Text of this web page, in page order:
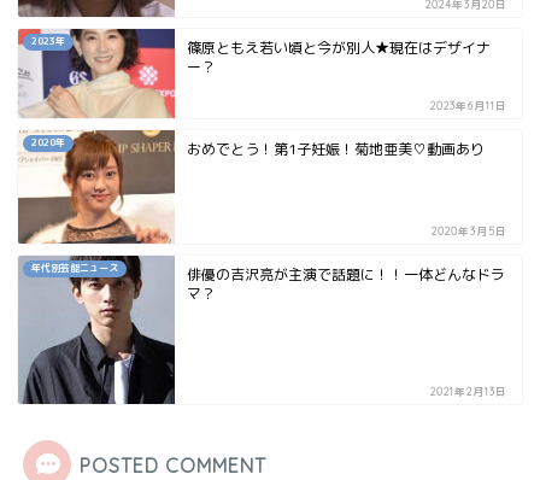
2024年3月20日
2023年
篠原ともえ若い頃と今が別人★現在はデザイナ
ー？
2023年6月11日
2020年 おめでとう！第1子妊娠！菊地亜美♡動画あり
2020年3月5日
年代別芸能ニュース
俳優の吉沢亮が主演で話題に！！一体どんなドラ
マ？
2021年2月13日
POSTED COMMENT